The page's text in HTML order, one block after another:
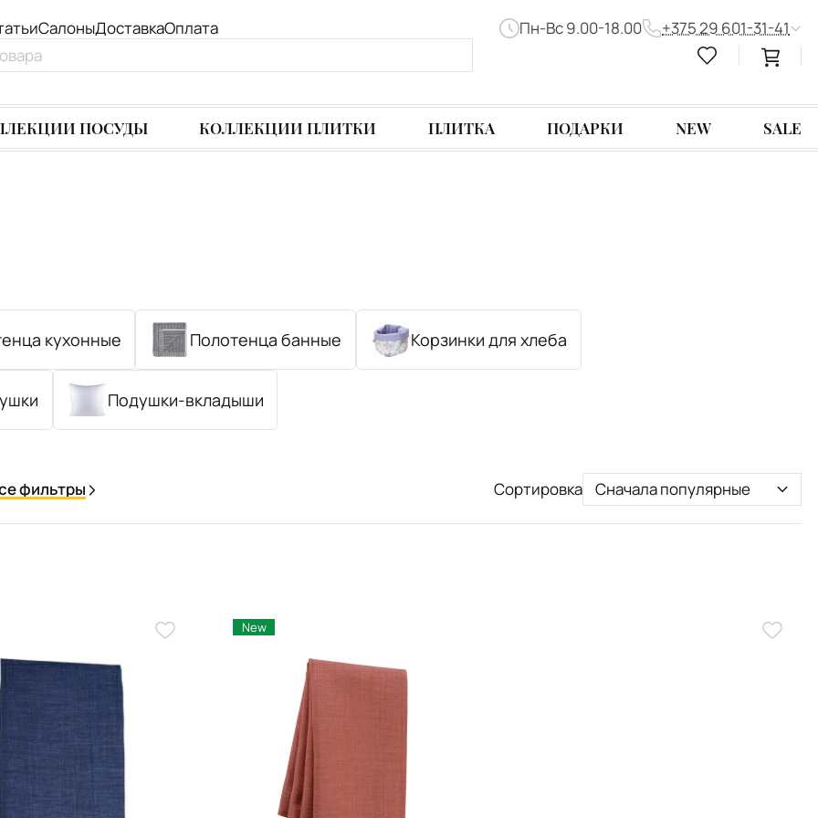
СалоныДоставкаОплата Пн-Вс 9.00-18.00 +375 29 601-31-41
ПОСУДЫ КОЛЛЕКЦИИ ПЛИТКИ ПЛИТКА ПОДАРКИ NEW SALE
кухонные Полотенца банные Корзинки для хлеба
Подушки-вкладыши
фильтры Сортировка Сначала популярные
New